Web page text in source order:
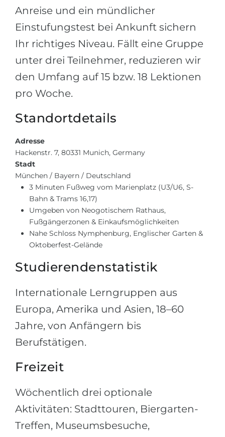
Unsere Studierenden werden
*
Belarus
Anderes Land
BERATUNG BUCHEN
Anreise und ein mündlicher
Einstufungstest bei Ankunft sichern
Ihr richtiges Niveau. Fällt eine Gruppe
unter drei Teilnehmer, reduzieren wir
den Umfang auf 15 bzw. 18 Lektionen
pro Woche.
Standortdetails
Adresse
Hackenstr. 7, 80331 Munich, Germany
Stadt
München / Bayern / Deutschland
3 Minuten Fußweg vom Marienplatz (U3/U6, S-
Bahn & Trams 16,17)
Umgeben von Neogotischem Rathaus,
Fußgängerzonen & Einkaufsmöglichkeiten
Nahe Schloss Nymphenburg, Englischer Garten &
Oktoberfest-Gelände
Studierendenstatistik
Internationale Lerngruppen aus
Europa, Amerika und Asien, 18–60
Jahre, von Anfängern bis
Berufstätigen.
Freizeit
Wöchentlich drei optionale
Aktivitäten: Stadttouren, Biergarten-
Treffen, Museumsbesuche,